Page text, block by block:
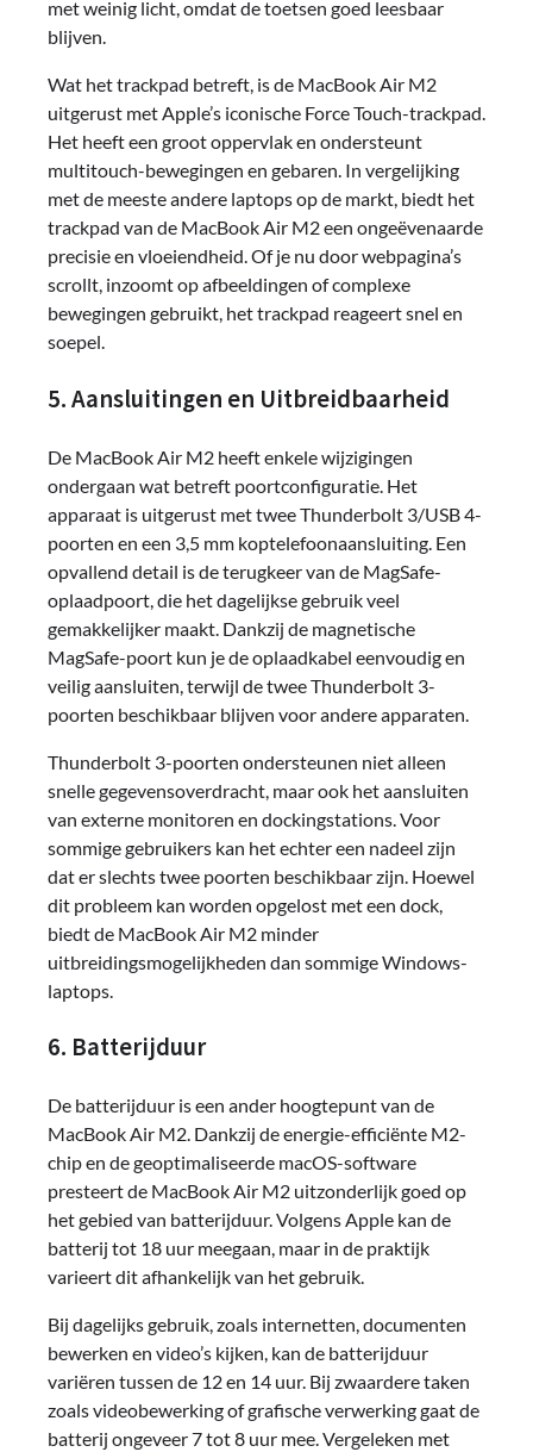
met weinig licht, omdat de toetsen goed leesbaar
blijven.
Wat het trackpad betreft, is de MacBook Air M2
uitgerust met Apple’s iconische Force Touch-trackpad.
Het heeft een groot oppervlak en ondersteunt
multitouch-bewegingen en gebaren. In vergelijking
met de meeste andere laptops op de markt, biedt het
trackpad van de MacBook Air M2 een ongeëvenaarde
precisie en vloeiendheid. Of je nu door webpagina’s
scrollt, inzoomt op afbeeldingen of complexe
bewegingen gebruikt, het trackpad reageert snel en
soepel.
5. Aansluitingen en Uitbreidbaarheid
De MacBook Air M2 heeft enkele wijzigingen
ondergaan wat betreft poortconfiguratie. Het
apparaat is uitgerust met twee Thunderbolt 3/USB 4-
poorten en een 3,5 mm koptelefoonaansluiting. Een
opvallend detail is de terugkeer van de MagSafe-
oplaadpoort, die het dagelijkse gebruik veel
gemakkelijker maakt. Dankzij de magnetische
MagSafe-poort kun je de oplaadkabel eenvoudig en
veilig aansluiten, terwijl de twee Thunderbolt 3-
poorten beschikbaar blijven voor andere apparaten.
Thunderbolt 3-poorten ondersteunen niet alleen
snelle gegevensoverdracht, maar ook het aansluiten
van externe monitoren en dockingstations. Voor
sommige gebruikers kan het echter een nadeel zijn
dat er slechts twee poorten beschikbaar zijn. Hoewel
dit probleem kan worden opgelost met een dock,
biedt de MacBook Air M2 minder
uitbreidingsmogelijkheden dan sommige Windows-
laptops.
6. Batterijduur
De batterijduur is een ander hoogtepunt van de
MacBook Air M2. Dankzij de energie-efficiënte M2-
chip en de geoptimaliseerde macOS-software
presteert de MacBook Air M2 uitzonderlijk goed op
het gebied van batterijduur. Volgens Apple kan de
batterij tot 18 uur meegaan, maar in de praktijk
varieert dit afhankelijk van het gebruik.
Bij dagelijks gebruik, zoals internetten, documenten
bewerken en video’s kijken, kan de batterijduur
variëren tussen de 12 en 14 uur. Bij zwaardere taken
zoals videobewerking of grafische verwerking gaat de
batterij ongeveer 7 tot 8 uur mee. Vergeleken met